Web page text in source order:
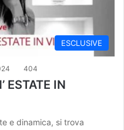
ESCLUSIVE
404
ESTATE IN
e dinamica, si trova